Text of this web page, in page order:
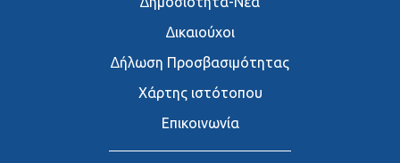
∆ικαιούχοι
∆ήλωση Προσβασιμότητας
Χάρτης ιστότοπου
Επικοινωνία